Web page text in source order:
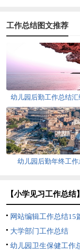
工作总结图文推荐
幼儿园后勤工作总结汇
幼儿园后勤年终工作
【小学见习工作总结
网站编辑工作总结15
大学部门工作总结
幼儿园卫生保健工作